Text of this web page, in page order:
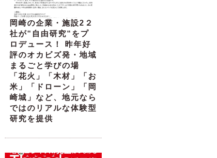
岡崎の企業・施設2２
社が“自由研究“をプ
ロデュース！ 昨年好
評のオカビズ発・地域
まるごと学びの場
「花火」「木材」「お
米」「ドローン」「岡
崎城」など、地元なら
ではのリアルな体験型
研究を提供